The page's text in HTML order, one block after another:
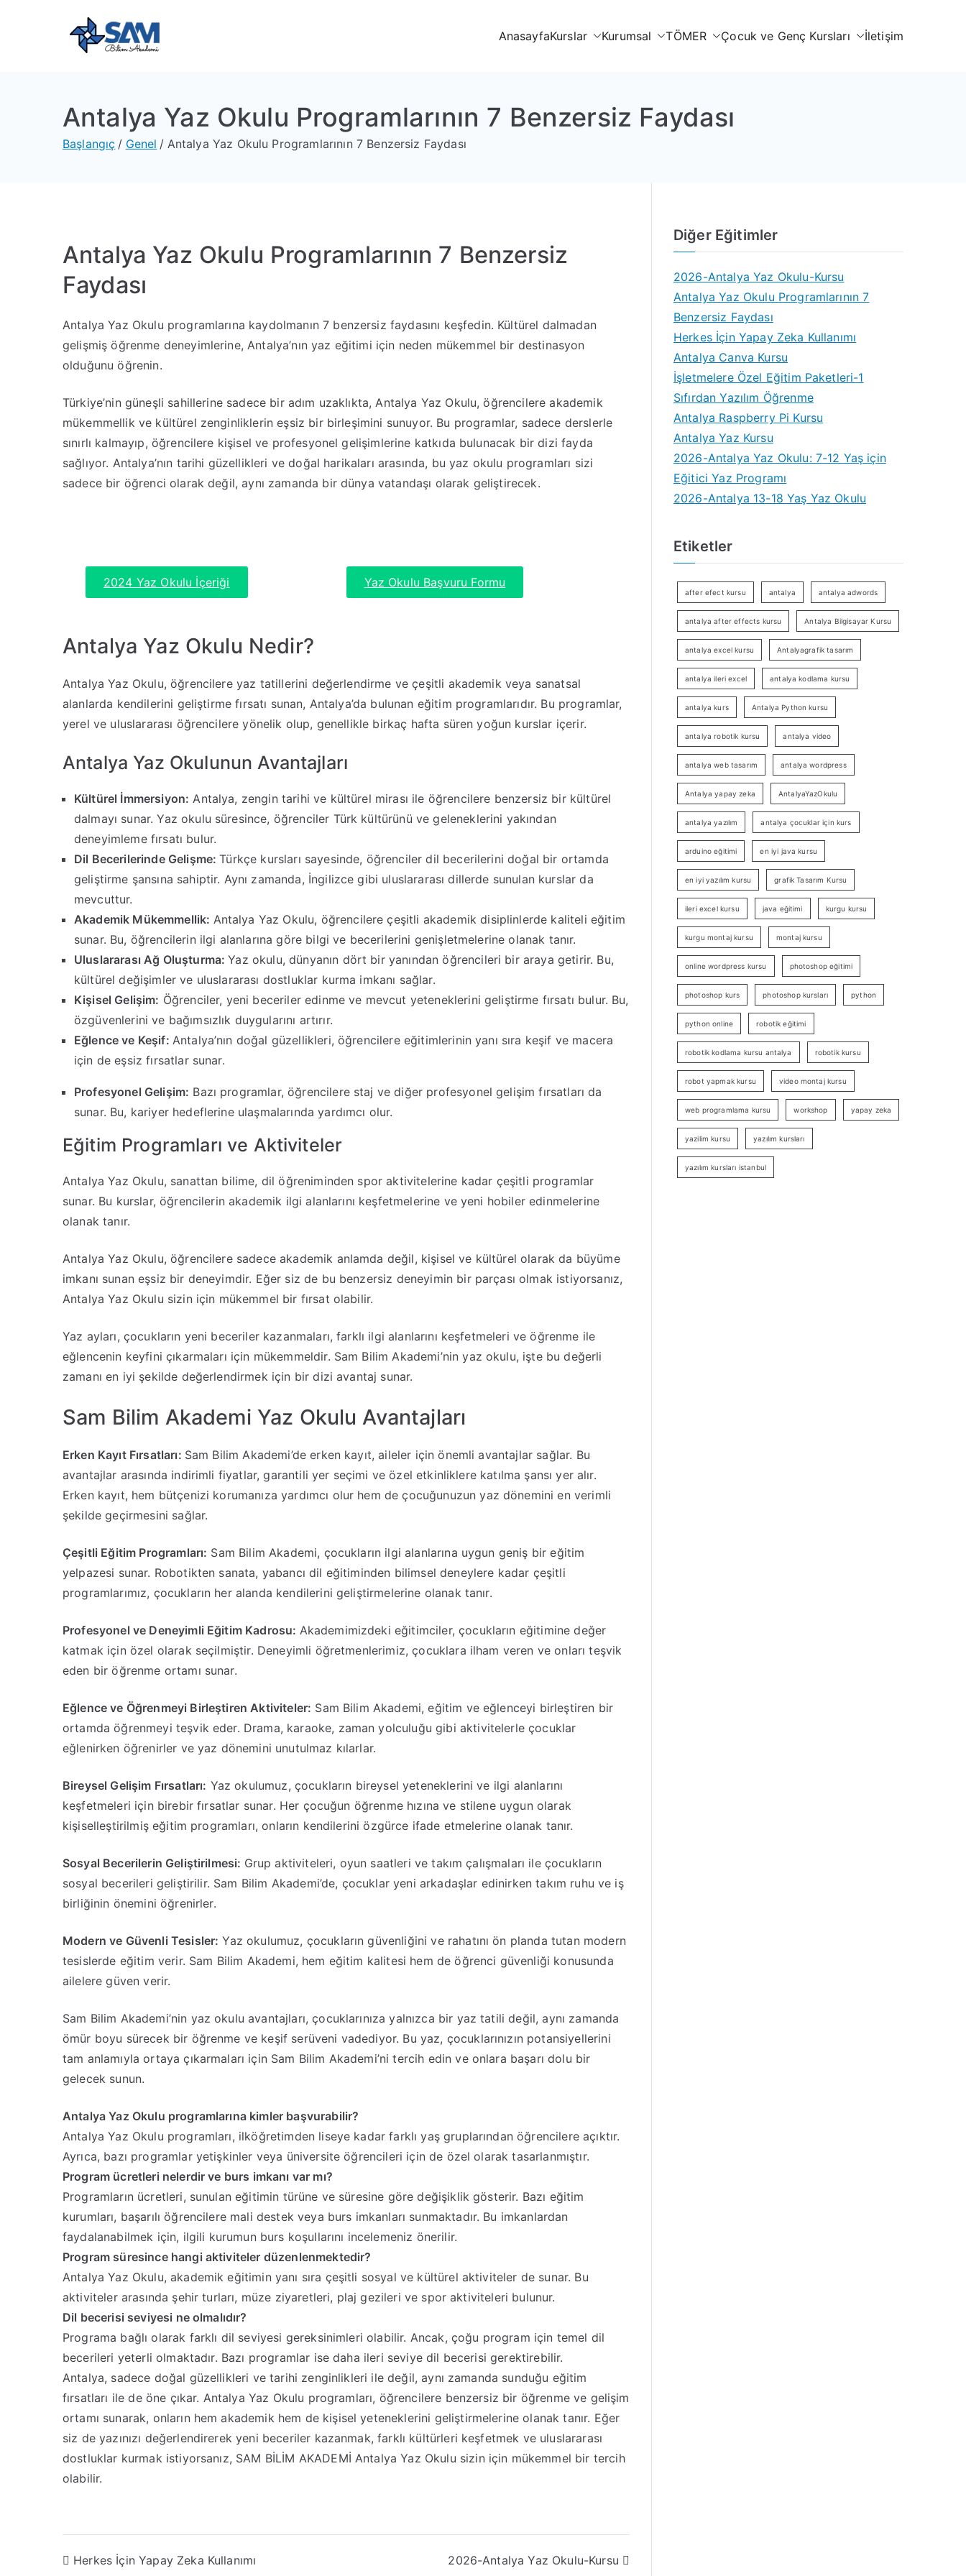
AnasayfaKurslar Kurumsal TÖMER Çocuk ve Genç Kursları İletişim
Antalya Yaz Okulu Programlarının 7 Benzersiz Faydası
Başlangıç Genel Antalya Yaz Okulu Programlarının 7 Benzersiz Faydası
Antalya Yaz Okulu Programlarının 7 Benzersiz
Faydası
Antalya Yaz Okulu programlarına kaydolmanın 7 benzersiz faydasını keşfedin. Kültürel dalmadan
gelişmiş öğrenme deneyimlerine, Antalya’nın yaz eğitimi için neden mükemmel bir destinasyon
olduğunu öğrenin.
Türkiye’nin güneşli sahillerine sadece bir adım uzaklıkta, Antalya Yaz Okulu, öğrencilere akademik
mükemmellik ve kültürel zenginliklerin eşsiz bir birleşimini sunuyor. Bu programlar, sadece derslerle
sınırlı kalmayıp, öğrencilere kişisel ve profesyonel gelişimlerine katkıda bulunacak bir dizi fayda
sağlıyor. Antalya’nın tarihi güzellikleri ve doğal harikaları arasında, bu yaz okulu programları sizi
sadece bir öğrenci olarak değil, aynı zamanda bir dünya vatandaşı olarak geliştirecek.
2024 Yaz Okulu İçeriği Yaz Okulu Başvuru Formu
Antalya Yaz Okulu Nedir?
Antalya Yaz Okulu, öğrencilere yaz tatillerini değerlendirme ve çeşitli akademik veya sanatsal
alanlarda kendilerini geliştirme fırsatı sunan, Antalya’da bulunan eğitim programlarıdır. Bu programlar,
yerel ve uluslararası öğrencilere yönelik olup, genellikle birkaç hafta süren yoğun kurslar içerir.
Antalya Yaz Okulunun Avantajları
Kültürel İmmersiyon: Antalya, zengin tarihi ve kültürel mirası ile öğrencilere benzersiz bir kültürel
dalmayı sunar. Yaz okulu süresince, öğrenciler Türk kültürünü ve geleneklerini yakından
deneyimleme fırsatı bulur.
Dil Becerilerinde Gelişme:Türkçe kursları sayesinde, öğrenciler dil becerilerini doğal bir ortamda
geliştirme şansına sahiptir. Aynı zamanda, İngilizce gibi uluslararası dillerde sunulan kurslar da
mevcuttur.
Akademik Mükemmellik: Antalya Yaz Okulu, öğrencilere çeşitli akademik disiplinlerde kaliteli eğitim
sunar. Bu, öğrencilerin ilgi alanlarına göre bilgi ve becerilerini genişletmelerine olanak tanır.
Uluslararası Ağ Oluşturma:Yaz okulu, dünyanın dört bir yanından öğrencileri bir araya getirir. Bu,
kültürel değişimler ve uluslararası dostluklar kurma imkanı sağlar.
Kişisel Gelişim: Öğrenciler, yeni beceriler edinme ve mevcut yeteneklerini geliştirme fırsatı bulur. Bu,
özgüvenlerini ve bağımsızlık duygularını artırır.
Eğlence ve Keşif: Antalya’nın doğal güzellikleri, öğrencilere eğitimlerinin yanı sıra keşif ve macera
için de eşsiz fırsatlar sunar.
Profesyonel Gelişim: Bazı programlar, öğrencilere staj ve diğer profesyonel gelişim fırsatları da
sunar. Bu, kariyer hedeflerine ulaşmalarında yardımcı olur.
Eğitim Programları ve Aktiviteler
Antalya Yaz Okulu, sanattan bilime, dil öğreniminden spor aktivitelerine kadar çeşitli programlar
sunar. Bu kurslar, öğrencilerin akademik ilgi alanlarını keşfetmelerine ve yeni hobiler edinmelerine
olanak tanır.
Antalya Yaz Okulu, öğrencilere sadece akademik anlamda değil, kişisel ve kültürel olarak da büyüme
imkanı sunan eşsiz bir deneyimdir. Eğer siz de bu benzersiz deneyimin bir parçası olmak istiyorsanız,
Antalya Yaz Okulu sizin için mükemmel bir fırsat olabilir.
Yaz ayları, çocukların yeni beceriler kazanmaları, farklı ilgi alanlarını keşfetmeleri ve öğrenme ile
eğlencenin keyfini çıkarmaları için mükemmeldir. Sam Bilim Akademi’nin yaz okulu, işte bu değerli
zamanı en iyi şekilde değerlendirmek için bir dizi avantaj sunar.
Sam Bilim Akademi Yaz Okulu Avantajları
Erken Kayıt Fırsatları: Sam Bilim Akademi’de erken kayıt, aileler için önemli avantajlar sağlar. Bu
avantajlar arasında indirimli fiyatlar, garantili yer seçimi ve özel etkinliklere katılma şansı yer alır.
Erken kayıt, hem bütçenizi korumanıza yardımcı olur hem de çocuğunuzun yaz dönemini en verimli
şekilde geçirmesini sağlar.
Çeşitli Eğitim Programları: Sam Bilim Akademi, çocukların ilgi alanlarına uygun geniş bir eğitim
yelpazesi sunar. Robotikten sanata, yabancı dil eğitiminden bilimsel deneylere kadar çeşitli
programlarımız, çocukların her alanda kendilerini geliştirmelerine olanak tanır.
Profesyonel ve Deneyimli Eğitim Kadrosu: Akademimizdeki eğitimciler, çocukların eğitimine değer
katmak için özel olarak seçilmiştir. Deneyimli öğretmenlerimiz, çocuklara ilham veren ve onları teşvik
eden bir öğrenme ortamı sunar.
Eğlence ve Öğrenmeyi Birleştiren Aktiviteler: Sam Bilim Akademi, eğitim ve eğlenceyi birleştiren bir
ortamda öğrenmeyi teşvik eder. Drama, karaoke, zaman yolculuğu gibi aktivitelerle çocuklar
eğlenirken öğrenirler ve yaz dönemini unutulmaz kılarlar.
Bireysel Gelişim Fırsatları: Yaz okulumuz, çocukların bireysel yeteneklerini ve ilgi alanlarını
keşfetmeleri için birebir fırsatlar sunar. Her çocuğun öğrenme hızına ve stilene uygun olarak
kişiselleştirilmiş eğitim programları, onların kendilerini özgürce ifade etmelerine olanak tanır.
Sosyal Becerilerin Geliştirilmesi: Grup aktiviteleri, oyun saatleri ve takım çalışmaları ile çocukların
sosyal becerileri geliştirilir. Sam Bilim Akademi’de, çocuklar yeni arkadaşlar edinirken takım ruhu ve iş
birliğinin önemini öğrenirler.
Modern ve Güvenli Tesisler: Yaz okulumuz, çocukların güvenliğini ve rahatını ön planda tutan modern
tesislerde eğitim verir. Sam Bilim Akademi, hem eğitim kalitesi hem de öğrenci güvenliği konusunda
ailelere güven verir.
Sam Bilim Akademi’nin yaz okulu avantajları, çocuklarınıza yalnızca bir yaz tatili değil, aynı zamanda
ömür boyu sürecek bir öğrenme ve keşif serüveni vadediyor. Bu yaz, çocuklarınızın potansiyellerini
tam anlamıyla ortaya çıkarmaları için Sam Bilim Akademi’ni tercih edin ve onlara başarı dolu bir
gelecek sunun.
Antalya Yaz Okulu programlarına kimler başvurabilir?
Antalya Yaz Okulu programları, ilköğretimden liseye kadar farklı yaş gruplarından öğrencilere açıktır.
Ayrıca, bazı programlar yetişkinler veya üniversite öğrencileri için de özel olarak tasarlanmıştır.
Program ücretleri nelerdir ve burs imkanı var mı?
Programların ücretleri, sunulan eğitimin türüne ve süresine göre değişiklik gösterir. Bazı eğitim
kurumları, başarılı öğrencilere mali destek veya burs imkanları sunmaktadır. Bu imkanlardan
faydalanabilmek için, ilgili kurumun burs koşullarını incelemeniz önerilir.
Program süresince hangi aktiviteler düzenlenmektedir?
Antalya Yaz Okulu, akademik eğitimin yanı sıra çeşitli sosyal ve kültürel aktiviteler de sunar. Bu
aktiviteler arasında şehir turları, müze ziyaretleri, plaj gezileri ve spor aktiviteleri bulunur.
Dil becerisi seviyesi ne olmalıdır?
Programa bağlı olarak farklı dil seviyesi gereksinimleri olabilir. Ancak, çoğu program için temel dil
becerileri yeterli olmaktadır. Bazı programlar ise daha ileri seviye dil becerisi gerektirebilir.
Antalya, sadece doğal güzellikleri ve tarihi zenginlikleri ile değil, aynı zamanda sunduğu eğitim
fırsatları ile de öne çıkar. Antalya Yaz Okulu programları, öğrencilere benzersiz bir öğrenme ve gelişim
ortamı sunarak, onların hem akademik hem de kişisel yeteneklerini geliştirmelerine olanak tanır. Eğer
siz de yazınızı değerlendirerek yeni beceriler kazanmak, farklı kültürleri keşfetmek ve uluslararası
dostluklar kurmak istiyorsanız, SAM BİLİM AKADEMİ Antalya Yaz Okulu sizin için mükemmel bir tercih
olabilir.
Herkes İçin Yapay Zeka Kullanımı 2026-Antalya Yaz Okulu-Kursu
Diğer Eğitimler
2026-Antalya Yaz Okulu-Kursu
Antalya Yaz Okulu Programlarının 7
Benzersiz Faydası
Herkes İçin Yapay Zeka Kullanımı
Antalya Canva Kursu
İşletmelere Özel Eğitim Paketleri-1
Sıfırdan Yazılım Öğrenme
Antalya Raspberry Pi Kursu
Antalya Yaz Kursu
2026-Antalya Yaz Okulu: 7-12 Yaş için
Eğitici Yaz Programı
2026-Antalya 13-18 Yaş Yaz Okulu
Etiketler
after efect kursu antalya antalya adwords
antalya after effects kursu Antalya Bilgisayar Kursu
antalya excel kursu Antalyagrafik tasarım
antalya ileri excel antalya kodlama kursu
antalya kurs Antalya Python kursu
antalya robotik kursu antalya video
antalya web tasarım antalya wordpress
Antalya yapay zeka AntalyaYazOkulu
antalya yazılım antalya çocuklar için kurs
arduino eğitimi en iyi java kursu
en iyi yazılım kursu grafik Tasarım Kursu
ileri excel kursu java eğitimi kurgu kursu
kurgu montaj kursu montaj kursu
online wordpress kursu photoshop eğitimi
photoshop kurs photoshop kursları python
python online robotik eğitimi
robotik kodlama kursu antalya robotik kursu
robot yapmak kursu video montaj kursu
web programlama kursu workshop yapay zeka
yazilim kursu yazılım kursları
yazılım kursları istanbul